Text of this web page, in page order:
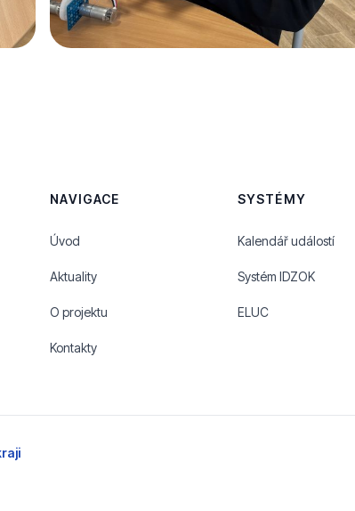
NAVIGACE
Úvod
Aktuality
O projektu
Kontakty
SYSTÉMY
Kalendář událostí
Systém IDZOK
ELUC